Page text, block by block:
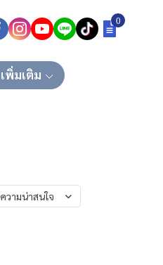
0
เพิ่มเติม
ความน่าสนใจ